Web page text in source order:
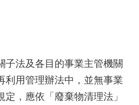
子法及各目的事業主管機關
利用管理辦法中，並無事業
，應依「廢棄物清理法」